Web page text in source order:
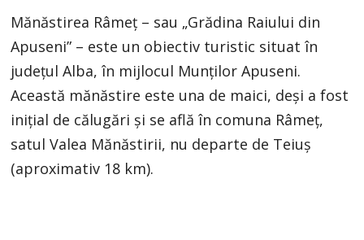
Mănăstirea Râmeț – sau „Grădina Raiului din
Apuseni” – este un obiectiv turistic situat în
județul Alba, în mijlocul Munților Apuseni.
Această mănăstire este una de maici, deși a fost
inițial de călugări și se află în comuna Râmeţ,
satul Valea Mănăstirii, nu departe de Teiuș
(aproximativ 18 km).